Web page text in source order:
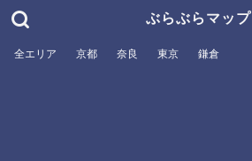
ぶらぶらマップ
全エリア 京都 奈良 東京 鎌倉